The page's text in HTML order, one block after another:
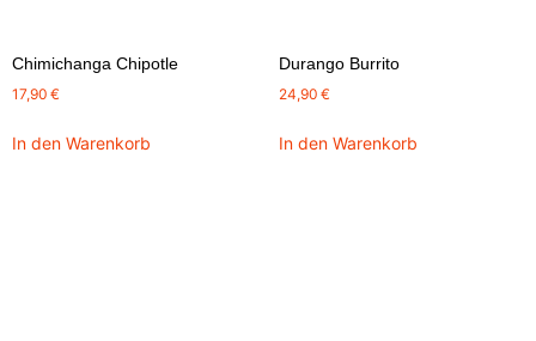
Chimichanga Chipotle
17,90 €
In den Warenkorb
Durango Burrito
24,90 €
In den Warenkorb